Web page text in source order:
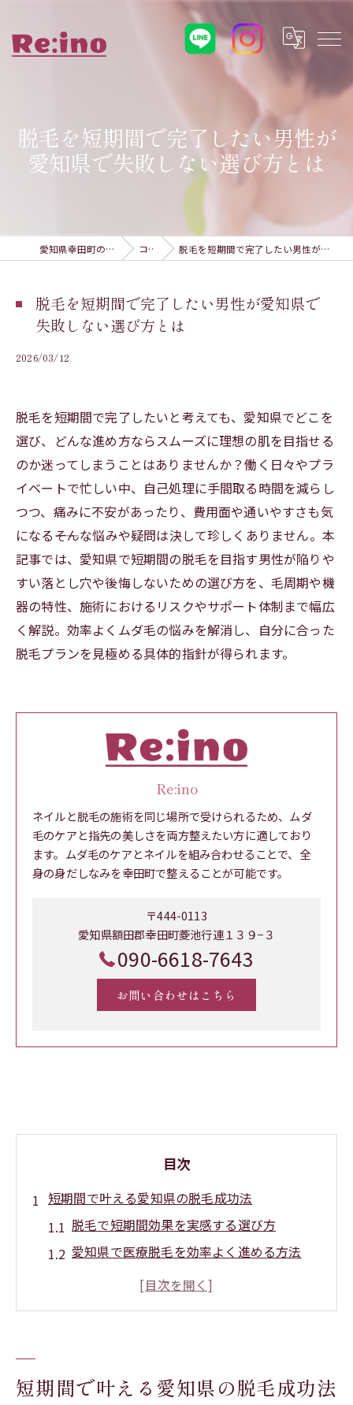
脱毛を短期間で完了したい男性が
愛知県で失敗しない選び方とは
愛知県幸田町の脱毛ならRe:ino コラム 脱毛を短期間で完了したい男性が愛知県で失敗しない選び方とは
脱毛を短期間で完了したい男性が愛知県で
失敗しない選び方とは
2026/03/12
脱毛を短期間で完了したいと考えても、愛知県でどこを
選び、どんな進め方ならスムーズに理想の肌を目指せる
のか迷ってしまうことはありませんか？働く日々やプラ
イベートで忙しい中、自己処理に手間取る時間を減らし
つつ、痛みに不安があったり、費用面や通いやすさも気
になる――そんな悩みや疑問は決して珍しくありません。本
記事では、愛知県で短期間の脱毛を目指す男性が陥りや
すい落とし穴や後悔しないための選び方を、毛周期や機
器の特性、施術におけるリスクやサポート体制まで幅広
く解説。効率よくムダ毛の悩みを解消し、自分に合った
脱毛プランを見極める具体的指針が得られます。
Re:ino
ネイルと脱毛の施術を同じ場所で受けられるため、ムダ
毛のケアと指先の美しさを両方整えたい方に適しており
ます。ムダ毛のケアとネイルを組み合わせることで、全
身の身だしなみを幸田町で整えることが可能です。
〒444-0113
愛知県額田郡幸田町菱池行連１３９−３
090-6618-7643
お問い合わせはこちら
目次
短期間で叶える愛知県の脱毛成功法
脱毛で短期間効果を実感する選び方
愛知県で医療脱毛を効率よく進める方法
都度払い脱毛の魅力と短期間完了の秘訣
忙しい男性に適した脱毛のスピード体験
短期間で叶える愛知県の脱毛成功法